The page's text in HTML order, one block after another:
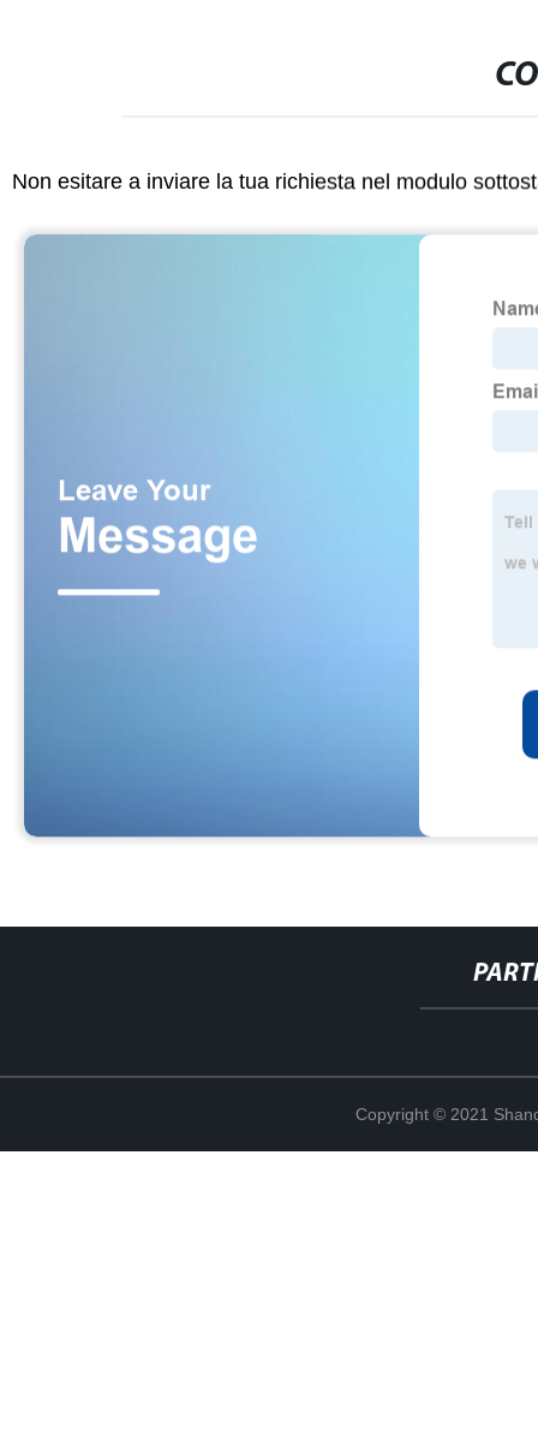
Non esitare a inviare la tua richiesta nel modulo
Copyright © 2021